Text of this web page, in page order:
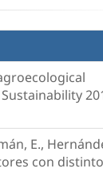
E.,
con distinto